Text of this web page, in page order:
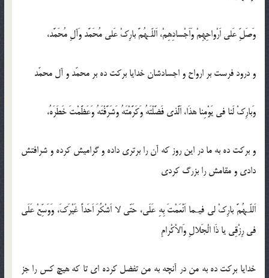
وَصَلِّ عَلی اَرْواحِهِمْ وَاَجْسادِهِمْ، اَللّـهُمَّ بارِکْ عَلی مُحَمَّد وَآلِ مُحَمَّد،
و درود فرست بر ارواح و اجسادشان خدایا برکت ده بر محمّد و آل محمّد
وَبارِکْ لَنا فی یَوْمِنا هذَا، اَلَّذی فَضَّلْتَهُ وَکَرَّمْتَهُ وَشَرَّفْتَهُ وَعَظَّمْتَ خَطَرَهُ،
و برکت ده به ما در این روز که آن را برتری داده و گرامیش کرده و شرافتش
دادی و مقامش را بزرگ کردی
اَللّـهُمَّ بارِکْ لی فیـما اَنْعَمْتَ بِهِ عَلَی، حَتّی لا اَشْکُرَ اَحَداً غَیْرَکَ، وَوَسِّعْ عَلَی
فی رِزْقِی یا ذَا الْجَلالِ وَالاْکْرامِ
خدایا برکت ده به من در آنچه به من تفضل کرده ای تا که هیچ کس را جز